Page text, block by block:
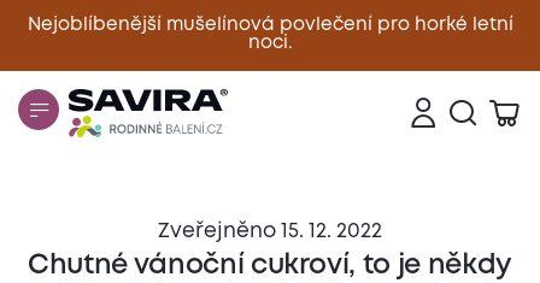
Nejoblíbenější mušelínová povlečení pro horké letní
noci.
Zavřít
Zveřejněno 15. 12. 2022
Chutné vánoční cukroví, to je někdy